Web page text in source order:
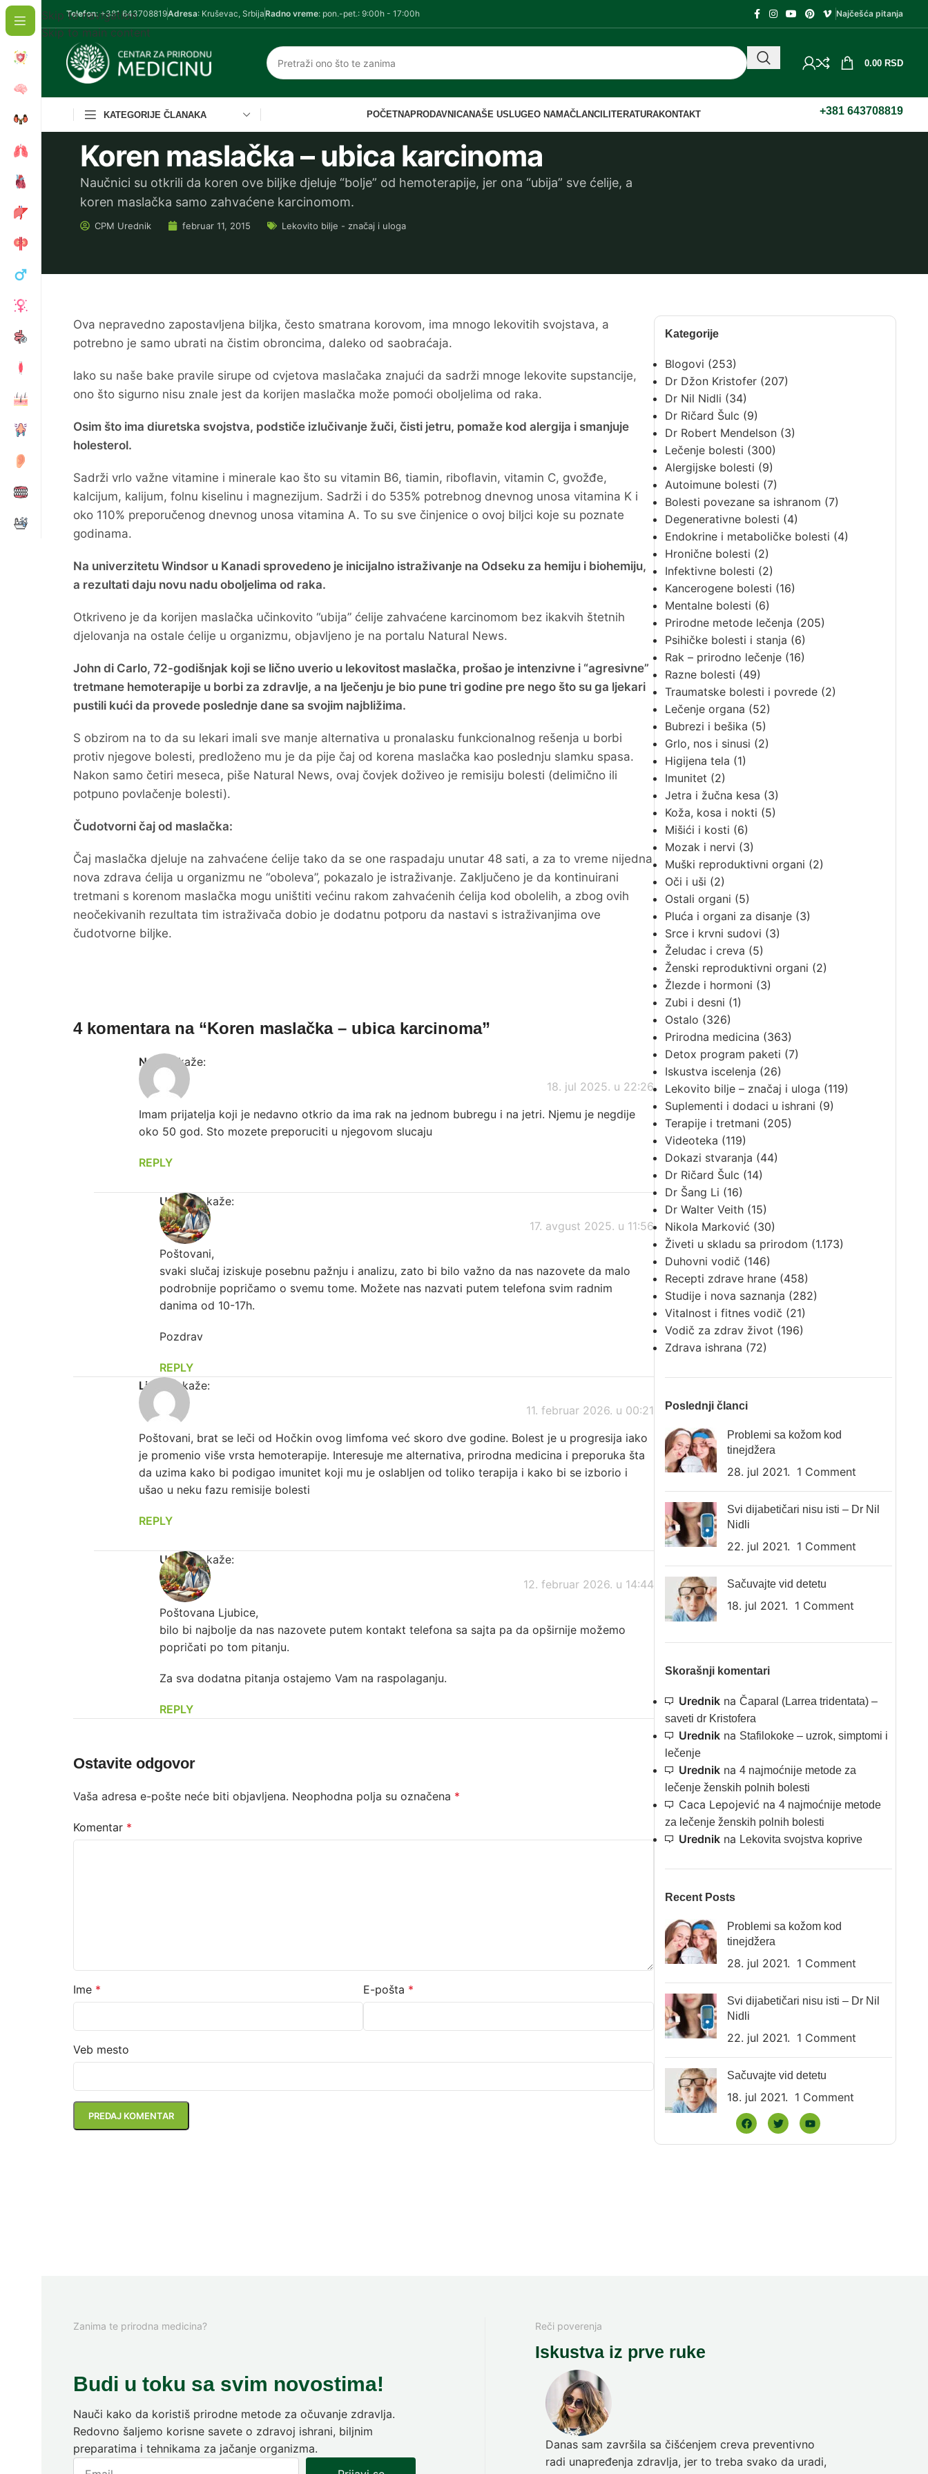
Skip to navigation
Skip to main content
Telefon: +381 643708819Adresa: Kruševac, SrbijaRadno vreme: pon.-pet.: 9:00h - 17:00h Najčešća pitanja
0.00 RSD
KATEGORIJE ČLANAKA POČETNAPRODAVNICANAŠE USLUGEO NAMAČLANCI LITERATURAKONTAKT +381 643708819
Koren maslačka – ubica karcinoma
Naučnici su otkrili da koren ove biljke djeluje “bolje” od hemoterapije, jer ona “ubija” sve ćelije, a
koren maslačka samo zahvaćene karcinomom.
CPM Urednik februar 11, 2015 Lekovito bilje - značaj i uloga
Kategorije
Blogovi (253)
Dr Džon Kristofer(207)
Dr Nil Nidli (34)
Dr Ričard Šulc (9)
Dr Robert Mendelson(3)
Lečenje bolesti (300)
Alergijske bolesti (9)
Autoimune bolesti (7)
Bolesti povezane sa ishranom (7)
Degenerativne bolesti (4)
Endokrine i metaboličke bolesti (4)
Hronične bolesti (2)
Infektivne bolesti (2)
Kancerogene bolesti (16)
Mentalne bolesti (6)
Prirodne metode lečenja (205)
Psihičke bolesti i stanja (6)
Rak – prirodno lečenje(16)
Razne bolesti (49)
Traumatske bolesti i povrede(2)
Lečenje organa (52)
Bubrezi i bešika (5)
Grlo, nos i sinusi (2)
Higijena tela (1)
Imunitet (2)
Jetra i žučna kesa (3)
Koža, kosa i nokti (5)
Mišići i kosti (6)
Mozak i nervi (3)
Muški reproduktivni organi (2)
Oči i uši (2)
Ostali organi (5)
Pluća i organi za disanje(3)
Srce i krvni sudovi (3)
Želudac i creva (5)
Ženski reproduktivni organi (2)
Žlezde i hormoni (3)
Zubi i desni (1)
Ostalo (326)
Prirodna medicina (363)
Detox program paketi (7)
Iskustva iscelenja (26)
Lekovito bilje – značaj i uloga (119)
Suplementi i dodaci u ishrani (9)
Terapije i tretmani (205)
Videoteka (119)
Dokazi stvaranja (44)
Dr Ričard Šulc (14)
Dr Šang Li (16)
Dr Walter Veith(15)
Nikola Marković (30)
Živeti u skladu sa prirodom (1.173)
Duhovni vodič (146)
Recepti zdrave hrane(458)
Studije i nova saznanja (282)
Vitalnost i fitnes vodič (21)
Vodič za zdrav život (196)
Zdrava ishrana (72)
Poslednji članci
Problemi sa kožom kod
tinejdžera
28. jul 2021. 1 Comment
Svi dijabetičari nisu isti – Dr Nil
Nidli
22. jul 2021. 1 Comment
Sačuvajte vid detetu
18. jul 2021. 1 Comment
Skorašnji komentari
Urednikna Čaparal (Larrea tridentata) –
saveti dr Kristofera
Urednikna Stafilokoke – uzrok, simptomi i
lečenje
Urednikna 4 najmoćnije metode za
lečenje ženskih polnih bolesti
Caca Lepojević na 4 najmoćnije metode
za lečenje ženskih polnih bolesti
Urednikna Lekovita svojstva koprive
Recent Posts
Problemi sa kožom kod
tinejdžera
28. jul 2021. 1 Comment
Svi dijabetičari nisu isti – Dr Nil
Nidli
22. jul 2021. 1 Comment
Sačuvajte vid detetu
18. jul 2021. 1 Comment
Ova nepravedno zapostavljena biljka, često smatrana korovom, ima mnogo lekovitih svojstava, a
potrebno je samo ubrati na čistim obroncima, daleko od saobraćaja.
Iako su naše bake pravile sirupe od cvjetova maslačaka znajući da sadrži mnoge lekovite supstancije,
ono što sigurno nisu znale jest da korijen maslačka može pomoći oboljelima od raka.
Osim što ima diuretska svojstva, podstiče izlučivanje žuči, čisti jetru, pomaže kod alergija i smanjuje
holesterol.
Sadrži vrlo važne vitamine i minerale kao što su vitamin B6, tiamin, riboflavin, vitamin C, gvožđe,
kalcijum, kalijum, folnu kiselinu i magnezijum. Sadrži i do 535% potrebnog dnevnog unosa vitamina K i
oko 110% preporučenog dnevnog unosa vitamina A. To su sve činjenice o ovoj biljci koje su poznate
godinama.
Na univerzitetu Windsor u Kanadi sprovedeno je inicijalno istraživanje na Odseku za hemiju i biohemiju,
a rezultati daju novu nadu oboljelima od raka.
Otkriveno je da korijen maslačka učinkovito “ubija” ćelije zahvaćene karcinomom bez ikakvih štetnih
djelovanja na ostale ćelije u organizmu, objavljeno je na portalu Natural News.
John di Carlo, 72-godišnjak koji se lično uverio u lekovitost maslačka, prošao je intenzivne i “agresivne”
tretmane hemoterapije u borbi za zdravlje, a na lječenju je bio pune tri godine pre nego što su ga ljekari
pustili kući da provede poslednje dane sa svojim najbližima.
S obzirom na to da su lekari imali sve manje alternativa u pronalasku funkcionalnog rešenja u borbi
protiv njegove bolesti, predloženo mu je da pije čaj od korena maslačka kao poslednju slamku spasa.
Nakon samo četiri meseca, piše Natural News, ovaj čovjek doživeo je remisiju bolesti (delimično ili
potpuno povlačenje bolesti).
Čudotvorni čaj od maslačka:
Čaj maslačka djeluje na zahvaćene ćelije tako da se one raspadaju unutar 48 sati, a za to vreme nijedna
nova zdrava ćelija u organizmu ne “oboleva”, pokazalo je istraživanje. Zaključeno je da kontinuirani
tretmani s korenom maslačka mogu uništiti većinu rakom zahvaćenih ćelija kod obolelih, a zbog ovih
neočekivanih rezultata tim istraživača dobio je dodatnu potporu da nastavi s istraživanjima ove
čudotvorne biljke.
4 komentara na “Koren maslačka – ubica karcinoma”
Neven
kaže:
18. jul 2025. u 22:26
Imam prijatelja koji je nedavno otkrio da ima rak na jednom bubregu i na jetri. Njemu je negdije
oko 50 god. Sto mozete preporuciti u njegovom slucaju
REPLY
Urednik kaže:
17. avgust 2025. u 11:56
Poštovani,
svaki slučaj iziskuje posebnu pažnju i analizu, zato bi bilo važno da nas nazovete da malo
podrobnije popričamo o svemu tome. Možete nas nazvati putem telefona svim radnim
danima od 10-17h.
Pozdrav
REPLY
Ljubica
kaže:
11. februar 2026. u 00:21
Poštovani, brat se leči od Hočkin ovog limfoma već skoro dve godine. Bolest je u progresija iako
je promenio više vrsta hemoterapije. Interesuje me alternativa, prirodna medicina i preporuka šta
da uzima kako bi podigao imunitet koji mu je oslabljen od toliko terapija i kako bi se izborio i
ušao u neku fazu remisije bolesti
REPLY
Urednik kaže:
12. februar 2026. u 14:44
Poštovana Ljubice,
bilo bi najbolje da nas nazovete putem kontakt telefona sa sajta pa da opširnije možemo
popričati po tom pitanju.
Za sva dodatna pitanja ostajemo Vam na raspolaganju.
REPLY
Ostavite odgovor
Vaša adresa e-pošte neće biti objavljena. Neophodna polja su označena *
Komentar *
Ime * E-pošta *
Veb mesto
Zanima te prirodna medicina?
Budi u toku sa svim novostima!
Nauči kako da koristiš prirodne metode za očuvanje zdravlja.
Redovno šaljemo korisne savete o zdravoj ishrani, biljnim
preparatima i tehnikama za jačanje organizma.
Reči poverenja
Iskustva iz prve ruke
Danas sam završila sa čišćenjem creva preventivno
radi unapređenja zdravlja, jer to treba svako da uradi,